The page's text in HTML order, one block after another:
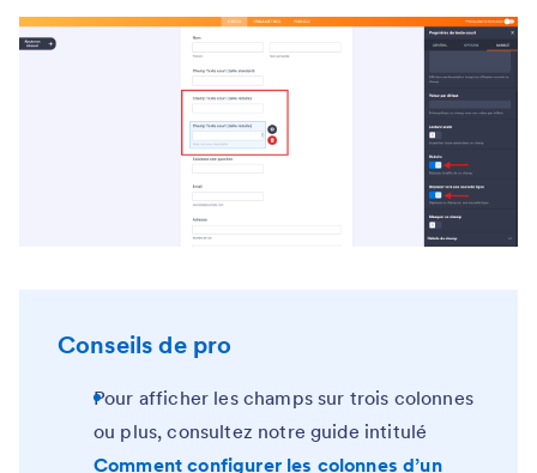
Conseils de pro
Pour afficher les champs sur trois colonnes
ou plus, consultez notre guide intitulé
Comment configurer les colonnes d’un